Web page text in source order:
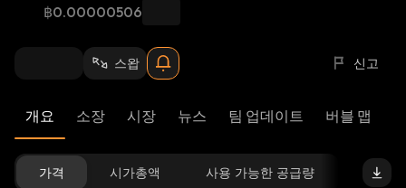
฿0.00000506
스왑 신고
개요 소장 시장 뉴스 팀 업데이트 버블 맵
가격 시가총액 사용 가능한 공급량